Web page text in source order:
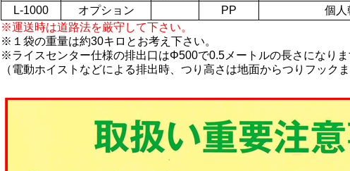
L-1000
オプション PP
個人
※運送時は道路法を厳守して下さい。
※１袋の重量は約30キロとお考え下さい。
※ライスセンター仕様の排出口はΦ500で0.5メートルの長さになりま
（電動ホイストなどによる排出時、つり高さは地面からつりフック